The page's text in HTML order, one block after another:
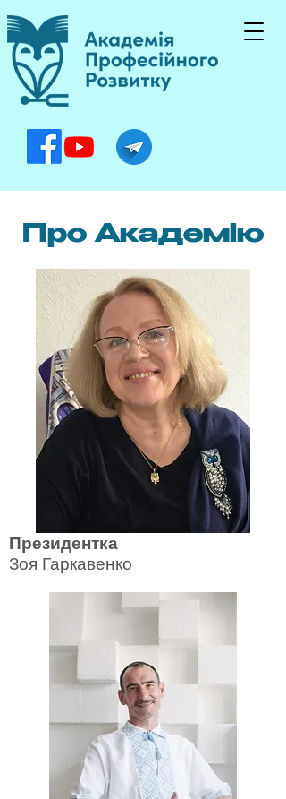
Про Академію
Президентка
Зоя Гаркавенко